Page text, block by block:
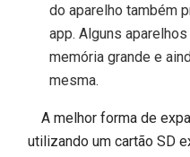
do aparelho também
app. Alguns
memória grande e
mesma.
A melhor forma de
utilizando um cartão SD